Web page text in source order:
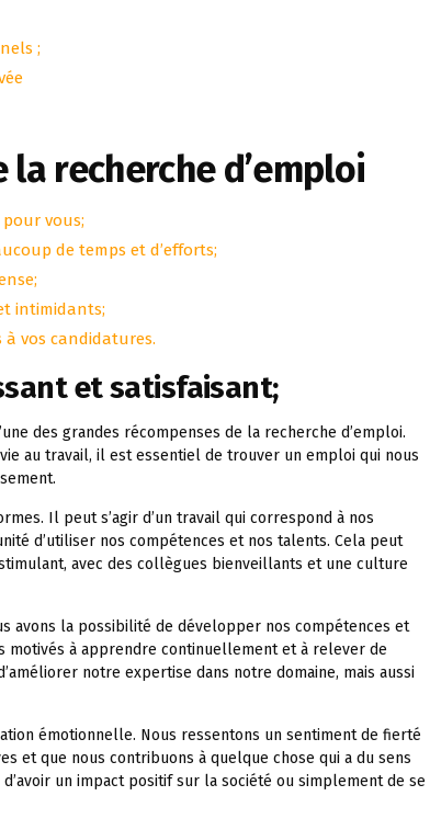
;
recherche d’emploi
vous;
de temps et d’efforts;
intimidants;
à vos candidatures.
et satisfaisant;
des grandes récompenses de la recherche d’emploi.
au travail, il est essentiel de trouver un emploi qui nous
Il peut s’agir d’un travail qui correspond à nos
d’utiliser nos compétences et nos talents. Cela peut
avec des collègues bienveillants et une culture
avons la possibilité de développer nos compétences et
à apprendre continuellement et à relever de
notre expertise dans notre domaine, mais aussi
émotionnelle. Nous ressentons un sentiment de fierté
et que nous contribuons à quelque chose qui a du sens
un impact positif sur la société ou simplement de se